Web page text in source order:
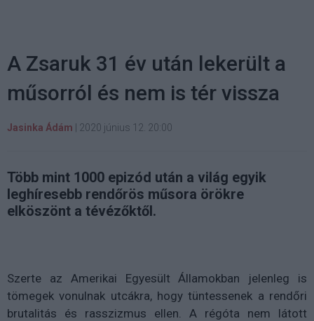
A Zsaruk 31 év után lekerült a
műsorról és nem is tér vissza
Jasinka Ádám 2020 június 12. 20:00
Több mint 1000 epizód után a világ egyik
leghíresebb rendőrös műsora örökre
elköszönt a tévézőktől.
Szerte az Amerikai Egyesült Államokban jelenleg is
tömegek vonulnak utcákra, hogy tüntessenek a rendőri
brutalitás és rasszizmus ellen. A régóta nem látott